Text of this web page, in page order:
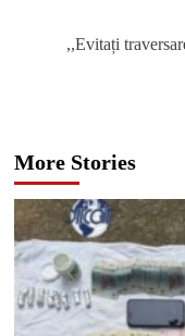
,,Evitați
More Stories